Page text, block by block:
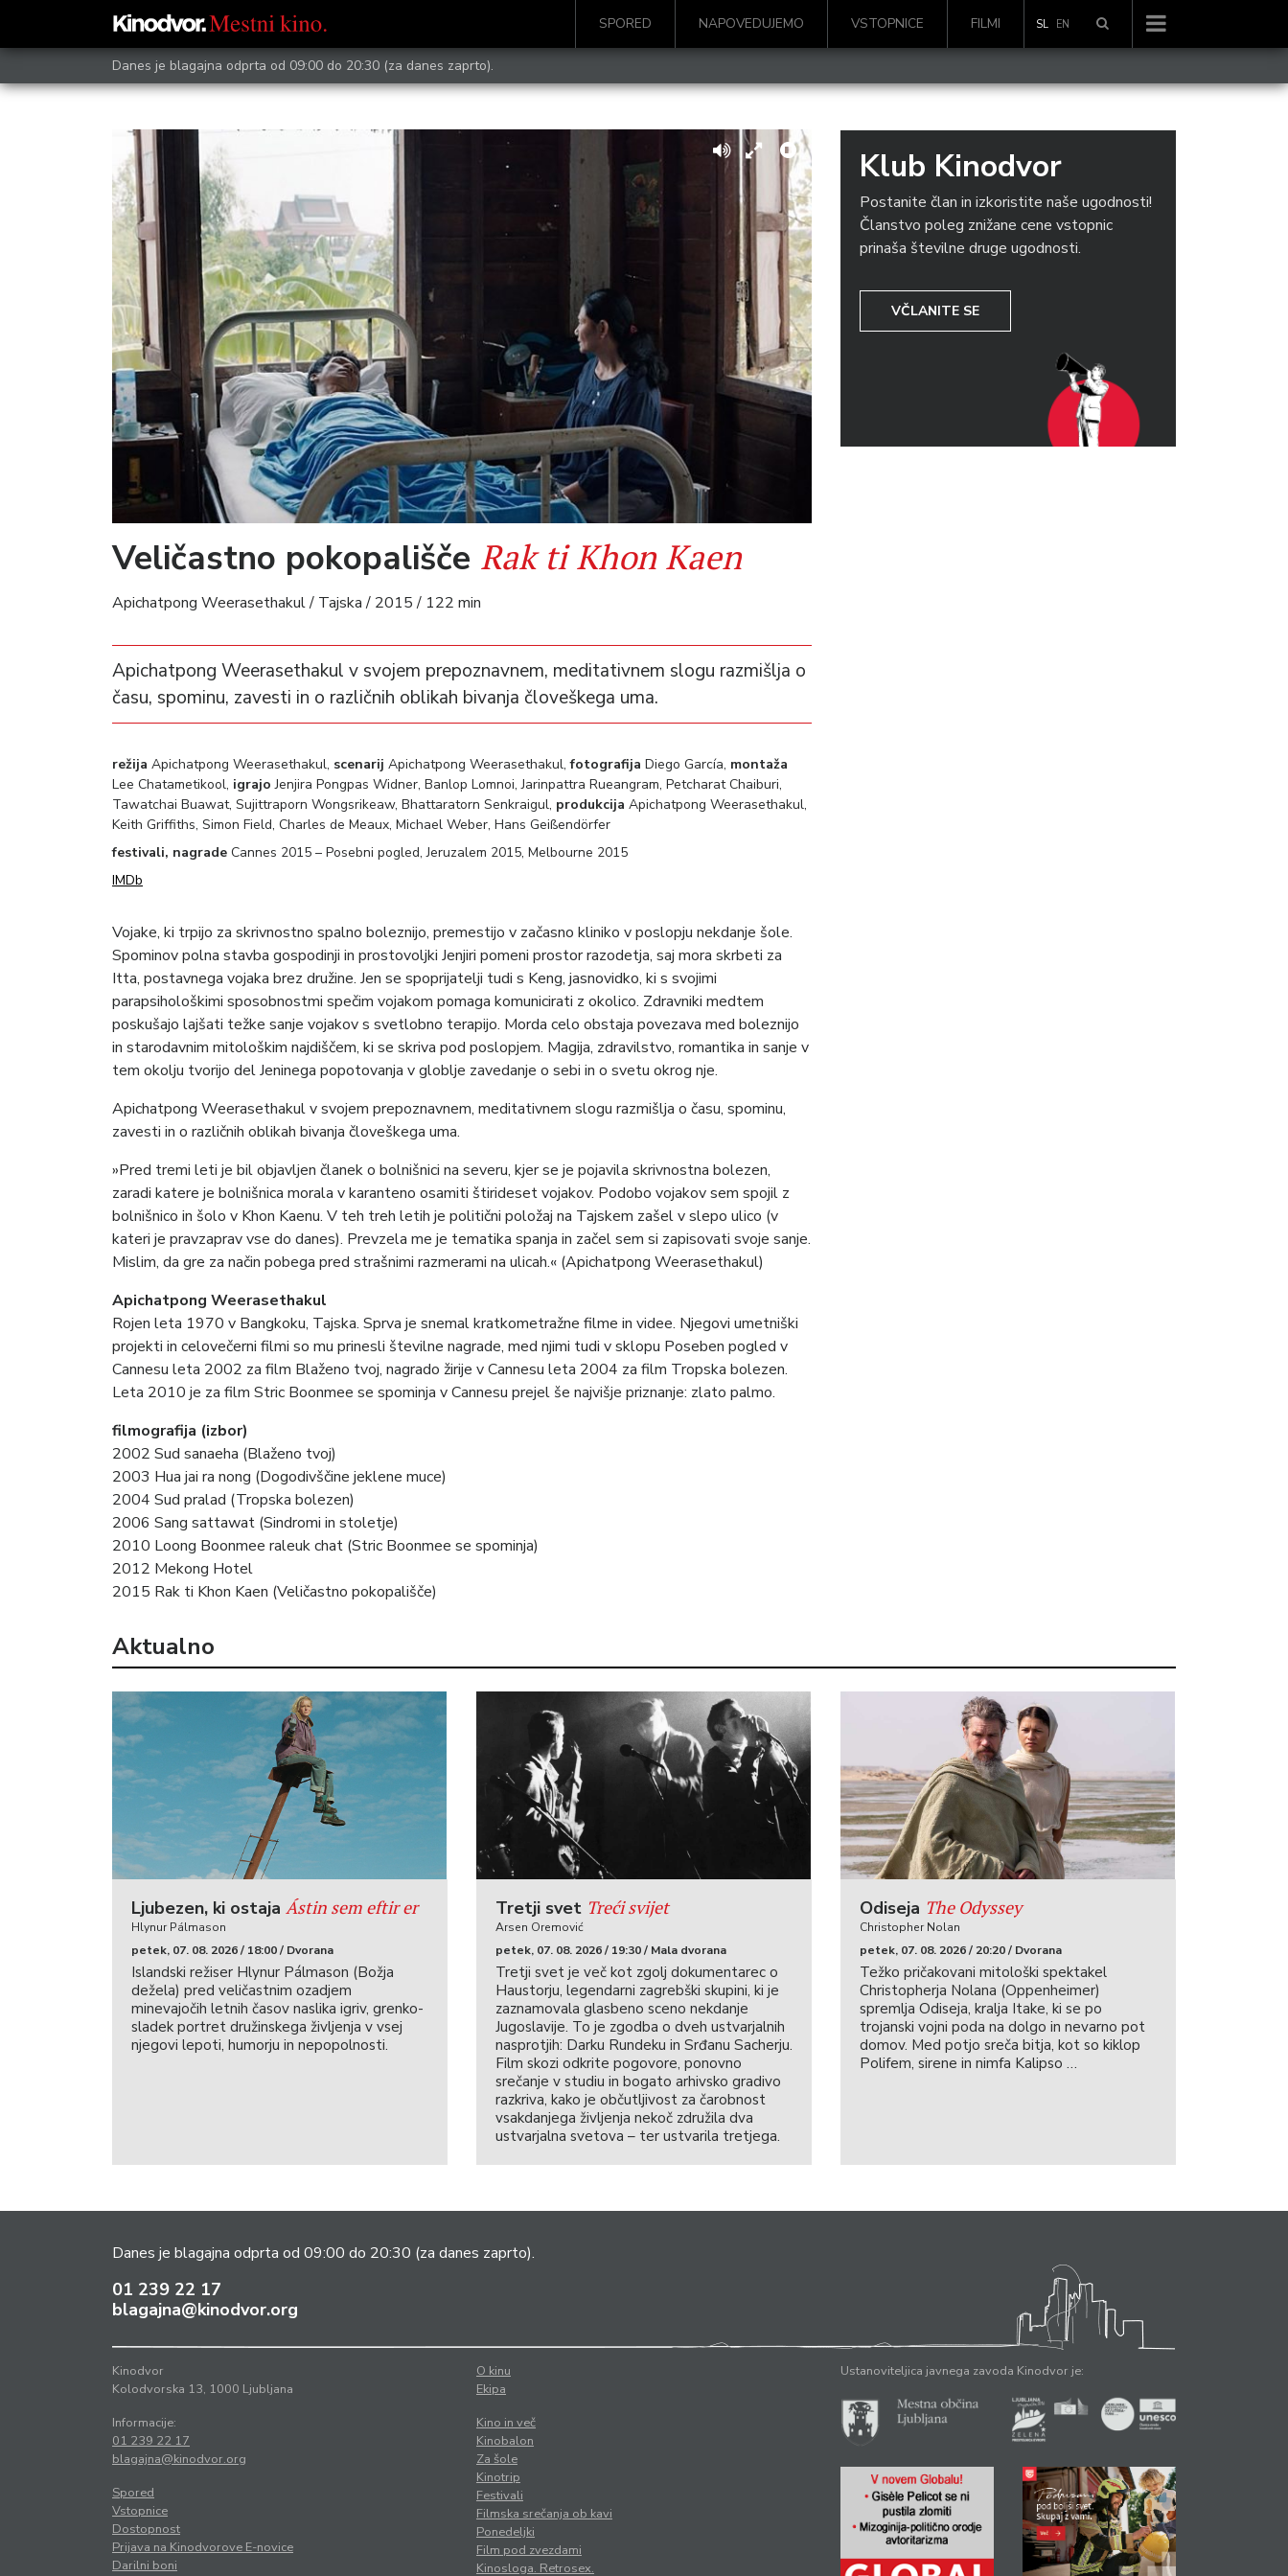
SPORED NAPOVEDUJEMO VSTOPNICE FILMI SL EN
Danes je blagajna odprta od 09:00 do 20:30 (za danes zaprto).
Veličastno pokopališče Rak ti Khon Kaen
Apichatpong Weerasethakul / Tajska / 2015 / 122 min
Apichatpong Weerasethakul v svojem prepoznavnem, meditativnem slogu razmišlja o
času, spominu, zavesti in o različnih oblikah bivanja človeškega uma.
režija Apichatpong Weerasethakul, scenarij Apichatpong Weerasethakul,fotografija Diego García, montaža
Lee Chatametikool, igrajo Jenjira Pongpas Widner, Banlop Lomnoi, Jarinpattra Rueangram, Petcharat Chaiburi,
Tawatchai Buawat, Sujittraporn Wongsrikeaw, Bhattaratorn Senkraigul, produkcija Apichatpong Weerasethakul,
Keith Griffiths, Simon Field, Charles de Meaux, Michael Weber, Hans Geißendörfer
festivali, nagrade Cannes 2015 – Posebni pogled, Jeruzalem 2015, Melbourne 2015
IMDb
Vojake, ki trpijo za skrivnostno spalno boleznijo, premestijo v začasno kliniko v poslopju nekdanje šole.
Spominov polna stavba gospodinji in prostovoljki Jenjiri pomeni prostor razodetja, saj mora skrbeti za
Itta, postavnega vojaka brez družine. Jen se spoprijatelji tudi s Keng, jasnovidko, ki s svojimi
parapsihološkimi sposobnostmi spečim vojakom pomaga komunicirati z okolico. Zdravniki medtem
poskušajo lajšati težke sanje vojakov s svetlobno terapijo. Morda celo obstaja povezava med boleznijo
in starodavnim mitološkim najdiščem, ki se skriva pod poslopjem. Magija, zdravilstvo, romantika in sanje v
tem okolju tvorijo del Jeninega popotovanja v globlje zavedanje o sebi in o svetu okrog nje.
Apichatpong Weerasethakul v svojem prepoznavnem, meditativnem slogu razmišlja o času, spominu,
zavesti in o različnih oblikah bivanja človeškega uma.
»Pred tremi leti je bil objavljen članek o bolnišnici na severu, kjer se je pojavila skrivnostna bolezen,
zaradi katere je bolnišnica morala v karanteno osamiti štirideset vojakov. Podobo vojakov sem spojil z
bolnišnico in šolo v Khon Kaenu. V teh treh letih je politični položaj na Tajskem zašel v slepo ulico (v
kateri je pravzaprav vse do danes). Prevzela me je tematika spanja in začel sem si zapisovati svoje sanje.
Mislim, da gre za način pobega pred strašnimi razmerami na ulicah.« (Apichatpong Weerasethakul)
Apichatpong Weerasethakul
Rojen leta 1970 v Bangkoku, Tajska. Sprva je snemal kratkometražne filme in videe. Njegovi umetniški
projekti in celovečerni filmi so mu prinesli številne nagrade, med njimi tudi v sklopu Poseben pogled v
Cannesu leta 2002 za film Blaženo tvoj, nagrado žirije v Cannesu leta 2004 za film Tropska bolezen.
Leta 2010 je za film Stric Boonmee se spominja v Cannesu prejel še najvišje priznanje: zlato palmo.
filmografija (izbor)
2002 Sud sanaeha (Blaženo tvoj)
2003 Hua jai ra nong (Dogodivščine jeklene muce)
2004 Sud pralad (Tropska bolezen)
2006 Sang sattawat (Sindromi in stoletje)
2010 Loong Boonmee raleuk chat (Stric Boonmee se spominja)
2012 Mekong Hotel
2015 Rak ti Khon Kaen (Veličastno pokopališče)
Klub Kinodvor
Postanite član in izkoristite naše ugodnosti!
Članstvo poleg znižane cene vstopnic
prinaša številne druge ugodnosti.
VČLANITE SE
Aktualno
Ljubezen, ki ostaja Ástin sem eftir er
Hlynur Pálmason
petek, 07. 08. 2026 / 18:00 / Dvorana
Islandski režiser Hlynur Pálmason (Božja
dežela) pred veličastnim ozadjem
minevajočih letnih časov naslika igriv, grenko-
sladek portret družinskega življenja v vsej
njegovi lepoti, humorju in nepopolnosti.
Tretji svet Treći svijet
Arsen Oremović
petek, 07. 08. 2026 / 19:30 / Mala dvorana
Tretji svet je več kot zgolj dokumentarec o
Haustorju, legendarni zagrebški skupini, ki je
zaznamovala glasbeno sceno nekdanje
Jugoslavije. To je zgodba o dveh ustvarjalnih
nasprotjih: Darku Rundeku in Srđanu Sacherju.
Film skozi odkrite pogovore, ponovno
srečanje v studiu in bogato arhivsko gradivo
razkriva, kako je občutljivost za čarobnost
vsakdanjega življenja nekoč združila dva
ustvarjalna svetova – ter ustvarila tretjega.
Odiseja The Odyssey
Christopher Nolan
petek, 07. 08. 2026 / 20:20 / Dvorana
Težko pričakovani mitološki spektakel
Christopherja Nolana (Oppenheimer)
spremlja Odiseja, kralja Itake, ki se po
trojanski vojni poda na dolgo in nevarno pot
domov. Med potjo sreča bitja, kot so kiklop
Polifem, sirene in nimfa Kalipso …
Danes je blagajna odprta od 09:00 do 20:30 (za danes zaprto).
01 239 22 17
blagajna@kinodvor.org
Kinodvor
Kolodvorska 13, 1000 Ljubljana
Informacije:
01 239 22 17
blagajna@kinodvor.org
Spored
Vstopnice
Dostopnost
Prijava na Kinodvorove E-novice
Darilni boni
O kinu
Ekipa
Kino in več
Kinobalon
Za šole
Kinotrip
Festivali
Filmska srečanja ob kavi
Ponedeljki
Film pod zvezdami
Kinosloga. Retrosex.
Ustanoviteljica javnega zavoda Kinodvor je: